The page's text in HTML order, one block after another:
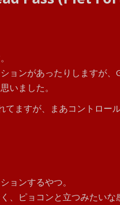
ョンがあったりしますが
いました。
てますが、まあコントロー
ョンするやつ。
、ピョコンと立つみたい